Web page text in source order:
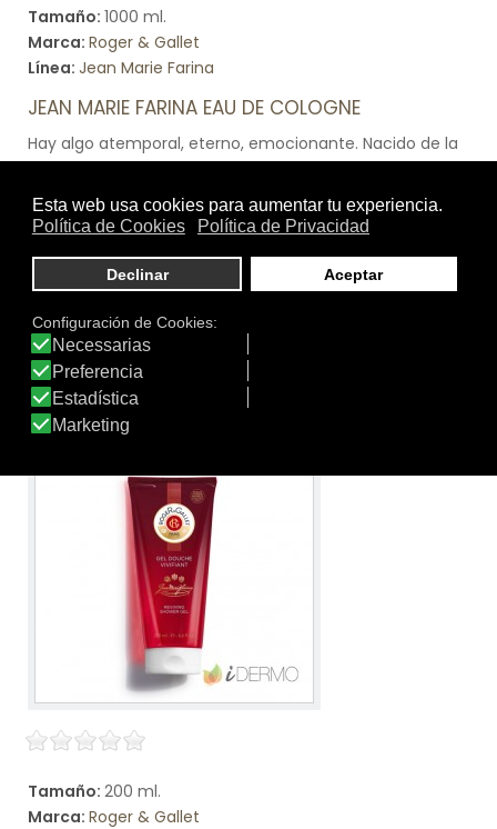
Tamaño: 1000 ml.
Marca: Roger & Gallet
Línea: Jean Marie Farina
JEAN MARIE FARINA EAU DE COLOGNE
Hay algo atemporal, eterno, emocionante. Nacido de la
Jean Marie Farina, El Eau de Cologne Jean Marie Farina,
ofrece un reencuentro consigo mismo. una vuelta a los
Marie Farina guardara un secreto. Un frescor espléndido
que hace que las ventanas de abran hasta que se
pierdan con el horizonte. Un equilibrio olfativo perfecto,
rico en esencias preciosas destiladas para una exquisita
sensación de frescor.
Ver producto
Tamaño: 200 ml.
Marca: Roger & Gallet